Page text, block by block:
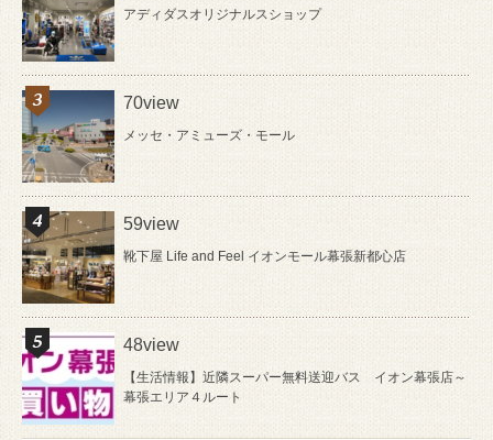
アディダスオリジナルスショップ
70view
メッセ・アミューズ・モール
59view
靴下屋 Life and Feel イオンモール幕張新都心店
48view
【生活情報】近隣スーパー無料送迎バス イオン幕張店～
幕張エリア４ルート